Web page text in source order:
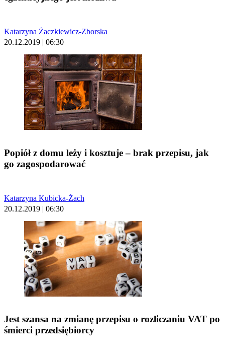
Katarzyna Żaczkiewicz-Zborska
20.12.2019 | 06:30
Popiół z domu leży i kosztuje – brak przepisu, jak
go zagospodarować
Katarzyna Kubicka-Żach
20.12.2019 | 06:30
Jest szansa na zmianę przepisu o rozliczaniu VAT po
śmierci przedsiębiorcy